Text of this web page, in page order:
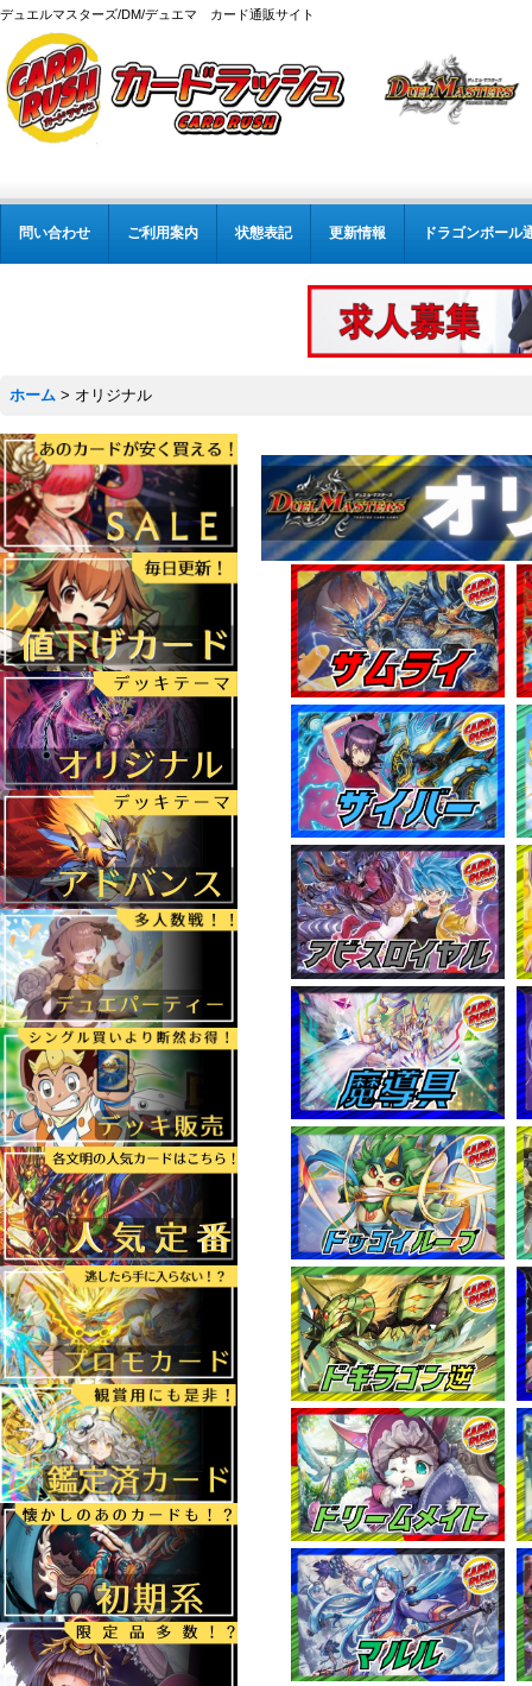
デュエルマスターズ/DM/デュエマ カード通販サイト
問い合わせ ご利用案内 状態表記 更新情報 ドラゴンボール
ホーム > オリジナル